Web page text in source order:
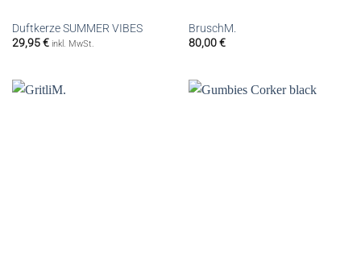
Duftkerze SUMMER VIBES
29,95€ inkl. MwSt.
BruschM.
80,00€